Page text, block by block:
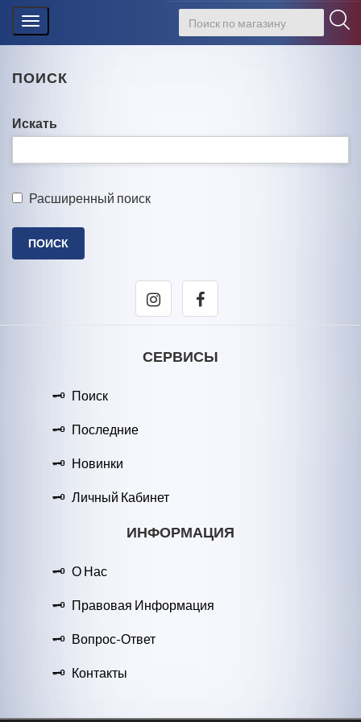
Toggle
navigation
ПОИСК
Искать
Расширенный поиск
СЕРВИСЫ
Поиск
Последние
Новинки
Личный Кабинет
ИНФОРМАЦИЯ
О Нас
Правовая Информация
Вопрос-Ответ
Контакты